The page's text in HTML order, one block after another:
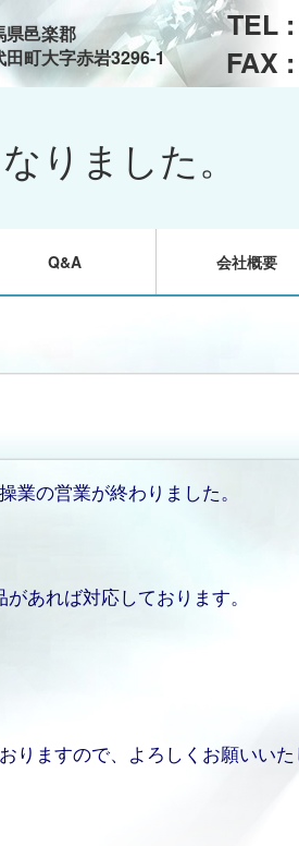
TEL
FAX
県邑楽郡
田町大字赤岩3296-1
りました。
Q&A 会社概要
業の営業が終わりました。
あれば対応しております。
りますので、よろしくお願いいた